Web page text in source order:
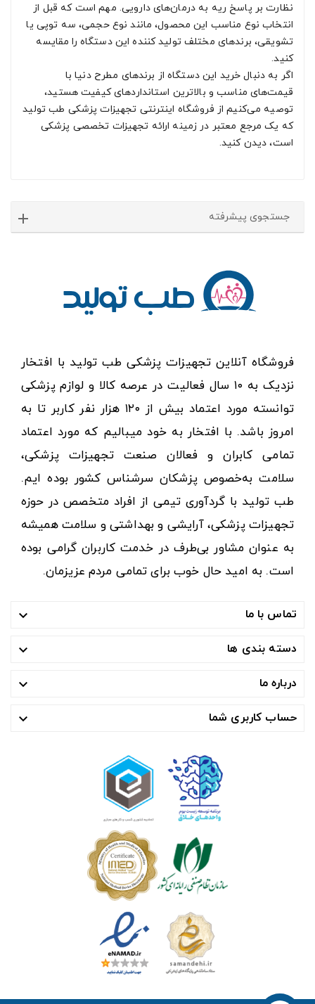
نظارت بر پاسخ ریه به درمان‌های دارویی. مهم است که قبل از
انتخاب نوع مناسب این محصول، مانند نوع حجمی، سه توپی یا
تشویقی، برندهای مختلف تولید کننده این دستگاه را مقایسه
کنید.
اگر به دنبال خرید این دستگاه از برندهای مطرح دنیا با
قیمت‌های مناسب و بالاترین استانداردهای کیفیت هستید،
توصیه می‌کنیم از فروشگاه اینترنتی تجهیزات پزشکی طب تولید
که یک مرجع معتبر در زمینه ارائه تجهیزات تخصصی پزشکی
است، دیدن کنید.
جستجوی پیشرفته
فروشگاه آنلاین تجهیزات پزشکی طب تولید با افتخار
نزدیک به ۱۰ سال فعالیت در عرصه کالا و لوازم پزشکی
توانسته مورد اعتماد بیش از ۱۲۰ هزار نفر کاربر تا به
امروز باشد. با افتخار به خود میبالیم که مورد اعتماد
تمامی کابران و فعالان صنعت تجهیزات پزشکی،
سلامت به‌خصوص پزشکان سرشناس کشور بوده ایم.
طب تولید با گردآوری تیمی از افراد متخصص در حوزه
تجهیزات پزشکی، آرایشی و بهداشتی و سلامت همیشه
به عنوان مشاور بی‌طرف در خدمت کاربران گرامی بوده
است. به امید حال خوب برای تمامی مردم عزیزمان.
تماس با ما 
دسته بندی ها 
درباره ما 
حساب کاربری شما 